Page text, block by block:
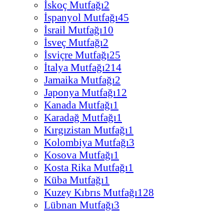
İskoç Mutfağı2
İspanyol Mutfağı45
İsrail Mutfağı10
İsveç Mutfağı2
İsviçre Mutfağı25
İtalya Mutfağı214
Jamaika Mutfağı2
Japonya Mutfağı12
Kanada Mutfağı1
Karadağ Mutfağı1
Kırgızistan Mutfağı1
Kolombiya Mutfağı3
Kosova Mutfağı1
Kosta Rika Mutfağı1
Küba Mutfağı1
Kuzey Kıbrıs Mutfağı128
Lübnan Mutfağı3